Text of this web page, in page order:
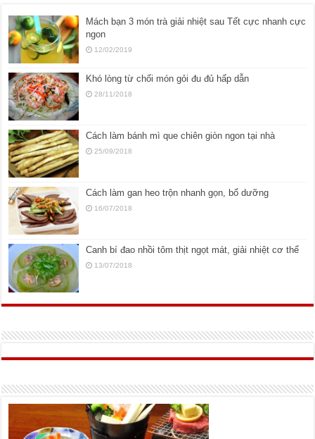
Mách bạn 3 món trà giải nhiệt sau Tết cực nhanh cực
ngon
12/02/2019
Khó lòng từ chối món gỏi đu đủ hấp dẫn
28/11/2018
Cách làm bánh mì que chiên giòn ngon tại nhà
25/09/2018
Cách làm gan heo trộn nhanh gọn, bổ dưỡng
16/07/2018
Canh bí đao nhồi tôm thịt ngọt mát, giải nhiệt cơ thể
13/07/2018